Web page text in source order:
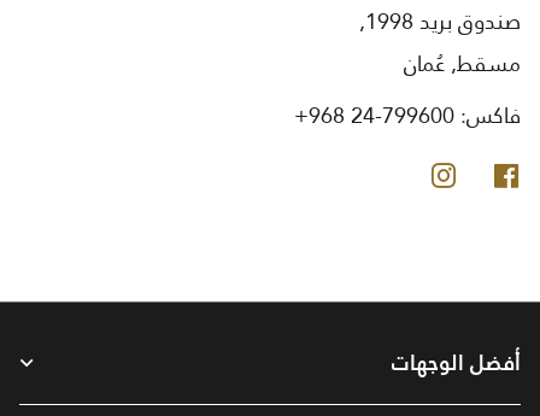
صندوق بريد 1998,
مسقط, عُمان
فاكس:+968 24-799600
فيس بوك
أفضل الوجهات